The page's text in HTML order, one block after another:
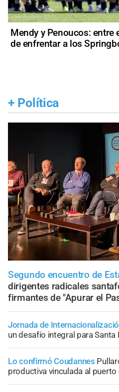
Mendy y Penoucos: entre
de enfrentar a los
+ Política
Segundo encuentro de
dirigentes radicales
firmantes de "Apurar el
Jornada de
un desafío integral para Santa
Lo confirmó Coudannes
productiva vinculada al puerto